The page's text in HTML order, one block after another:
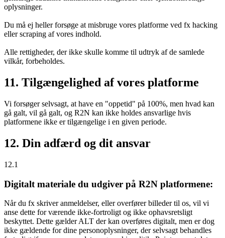
oplysninger.
Du må ej heller forsøge at misbruge vores platforme ved fx hacking
eller scraping af vores indhold.
Alle rettigheder, der ikke skulle komme til udtryk af de samlede
vilkår, forbeholdes.
11. Tilgængelighed af vores platforme
Vi forsøger selvsagt, at have en "oppetid" på 100%, men hvad kan
gå galt, vil gå galt, og R2N kan ikke holdes ansvarlige hvis
platformene ikke er tilgængelige i en given periode.
12. Din adfærd og dit ansvar
12.1
Digitalt materiale du udgiver på R2N platformene:
Når du fx skriver anmeldelser, eller overfører billeder til os, vil vi
anse dette for værende ikke-fortroligt og ikke ophavsretsligt
beskyttet. Dette gælder ALT der kan overføres digitalt, men er dog
ikke gældende for dine personoplysninger, der selvsagt behandles